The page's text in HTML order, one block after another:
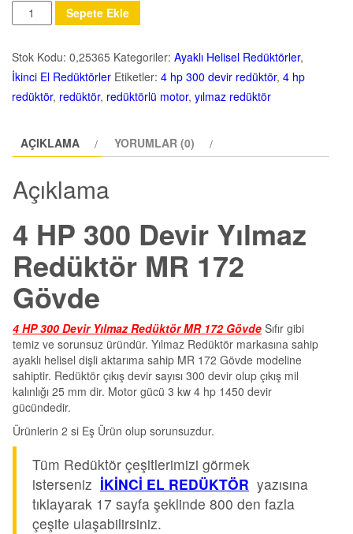
Miktar Sepete Ekle
Stok Kodu: 0,25365 Kategoriler: Ayaklı Helisel Redüktörler,
İkinci El Redüktörler Etiketler: 4 hp 300 devir redüktör, 4 hp
redüktör, redüktör, redüktörlü motor, yılmaz redüktör
AÇIKLAMA YORUMLAR (0)
Açıklama
4 HP 300 Devir Yılmaz
Redüktör MR 172
Gövde
4 HP 300 Devir Yılmaz Redüktör MR 172 Gövde Sıfır gibi
temiz ve sorunsuz üründür. Yılmaz Redüktör markasına sahip
ayaklı helisel dişli aktarıma sahip MR 172 Gövde modeline
sahiptir. Redüktör çıkış devir sayısı 300 devir olup çıkış mil
kalınlığı 25 mm dir. Motor gücü 3 kw 4 hp 1450 devir
gücündedir.
Ürünlerin 2 si Eş Ürün olup sorunsuzdur.
Tüm Redüktör çeşitlerimizi görmek
isterseniz İKİNCİ EL REDÜKTÖR yazısına
tıklayarak 17 sayfa şeklinde 800 den fazla
çeşite ulaşabilirsiniz.